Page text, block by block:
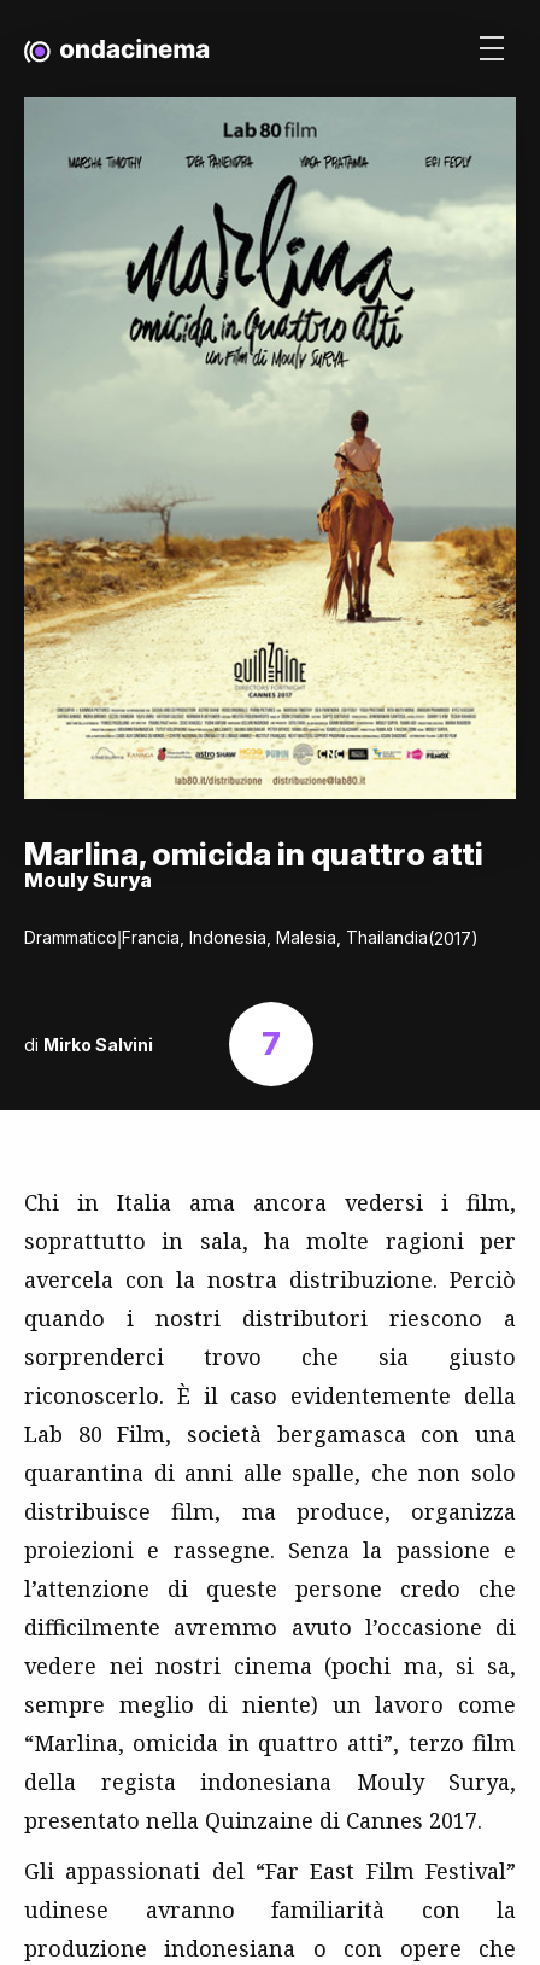
Marlina, omicida in quattro atti
Mouly Surya
Drammatico|Francia, Indonesia, Malesia, Thailandia(2017)
di Mirko Salvini 7
Chi in Italia ama ancora vedersi i film,
soprattutto in sala, ha molte ragioni per
avercela con la nostra distribuzione. Perciò
quando i nostri distributori riescono a
sorprenderci trovo che sia giusto
riconoscerlo. È il caso evidentemente della
Lab 80 Film, società bergamasca con una
quarantina di anni alle spalle, che non solo
distribuisce film, ma produce, organizza
proiezioni e rassegne. Senza la passione e
l’attenzione di queste persone credo che
difficilmente avremmo avuto l’occasione di
vedere nei nostri cinema (pochi ma, si sa,
sempre meglio di niente) un lavoro come
“Marlina, omicida in quattro atti”, terzo film
della regista indonesiana Mouly Surya,
presentato nella Quinzaine di Cannes 2017.
Gli appassionati del “Far East Film Festival”
udinese avranno familiarità con la
produzione indonesiana o con opere che